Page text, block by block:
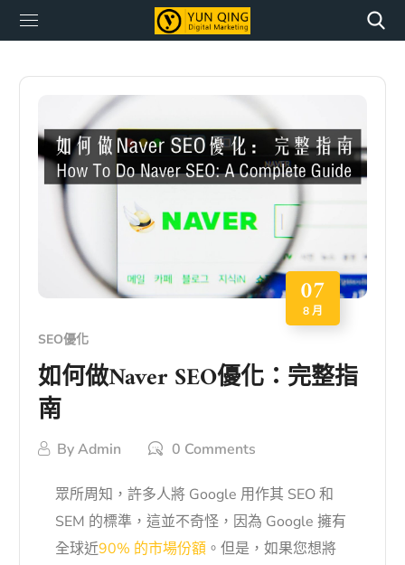
07
8 月
SEO優化
如何做Naver SEO優化：完整指
南
ByAdmin 0 Comments
眾所周知，許多人將 Google 用作其 SEO 和
SEM 的標準，這並不奇怪，因為 Google 擁有
全球近90% 的市場份額。但是，如果您想將